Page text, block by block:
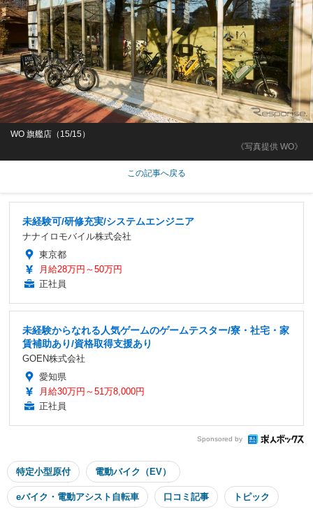
《写真提供 WO》
WO 旗艦店（15/15）
この記事へ戻る
未経験可/研修充実/システムエンジニア
ナナイロモバイル株式会社
東京都
月給28万円～50万円
正社員
未経験からなれる人気ゲームのゲームテスター/寮・社宅・家
賃補助あり/資格取得支援あり
GOEN株式会社
愛知県
月給30万円～51万8,000円
正社員
Sponsored by
特定小型原付 電動バイク（EV）
eバイク・電動アシスト自転車 口コミ記事 トピック